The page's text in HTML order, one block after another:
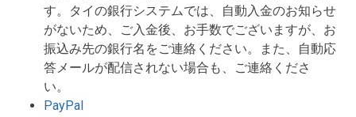
す。タイの銀行システムでは、自動入金のお知らせ
がないため、ご入金後、お手数でございますが、お
振込み先の銀行名をご連絡ください。また、自動応
答メールが配信されない場合も、ご連絡くださ
い。
PayPal